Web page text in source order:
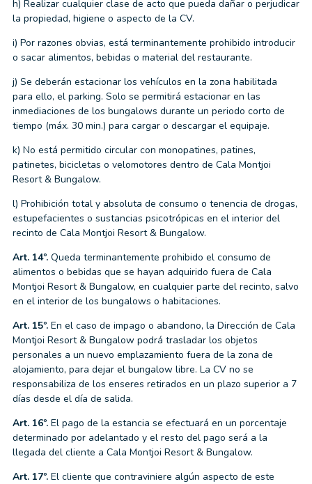
h) Realizar cualquier clase de acto que pueda dañar o perjudicar
la propiedad, higiene o aspecto de la CV.
i) Por razones obvias, está terminantemente prohibido introducir
o sacar alimentos, bebidas o material del restaurante.
j) Se deberán estacionar los vehículos en la zona habilitada
para ello, el parking. Solo se permitirá estacionar en las
inmediaciones de los bungalows durante un periodo corto de
tiempo (máx. 30 min.) para cargar o descargar el equipaje.
k) No está permitido circular con monopatines, patines,
patinetes, bicicletas o velomotores dentro de Cala Montjoi
Resort & Bungalow.
l) Prohibición total y absoluta de consumo o tenencia de drogas,
estupefacientes o sustancias psicotrópicas en el interior del
recinto de Cala Montjoi Resort & Bungalow.
Art. 14º. Queda terminantemente prohibido el consumo de
alimentos o bebidas que se hayan adquirido fuera de Cala
Montjoi Resort & Bungalow, en cualquier parte del recinto, salvo
en el interior de los bungalows o habitaciones.
Art. 15º. En el caso de impago o abandono, la Dirección de Cala
Montjoi Resort & Bungalow podrá trasladar los objetos
personales a un nuevo emplazamiento fuera de la zona de
alojamiento, para dejar el bungalow libre. La CV no se
responsabiliza de los enseres retirados en un plazo superior a 7
días desde el día de salida.
Art. 16º. El pago de la estancia se efectuará en un porcentaje
determinado por adelantado y el resto del pago será a la
llegada del cliente a Cala Montjoi Resort & Bungalow.
Art. 17º. El cliente que contraviniere algún aspecto de este